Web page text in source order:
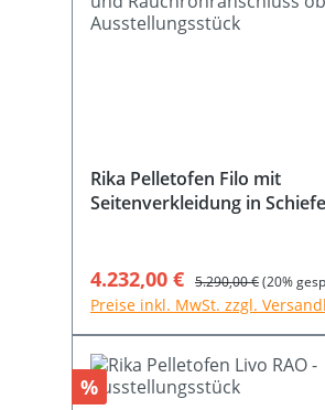
Rika Pelletofen Filo mit
Seitenverkleidung in
Verkaufspreis:
4.232,00 € Regulärer Preis:
5.290,00 €(20%
Preise inkl. MwSt. zzgl.
Rabatt
%